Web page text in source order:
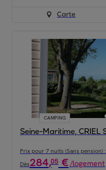
Carte
CAMPING
Prix pour 7 nuits (Sans pension) :
Dès284,05 €/logement